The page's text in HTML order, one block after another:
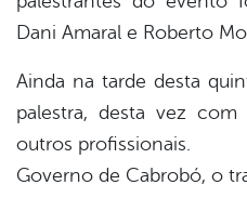
Dani Amaral e Roberto
Ainda na tarde desta
palestra, desta vez
outros profissionais.
Governo de Cabrobó, o